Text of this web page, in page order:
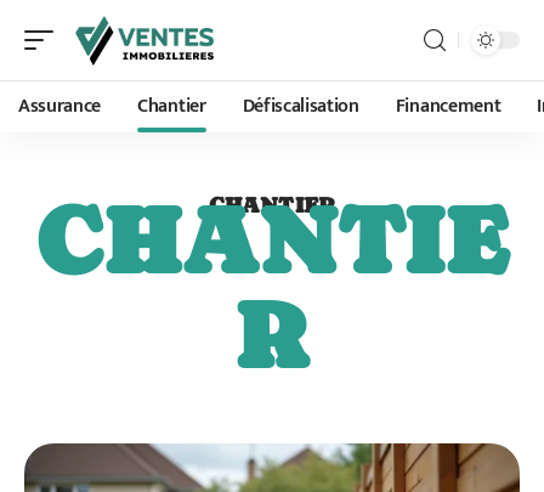
Assurance Chantier Défiscalisation Financement
CHANTIER
CHANTIE
R